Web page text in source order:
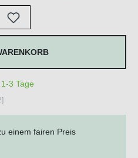
Wert ein oder
3 Tage
einem fairen Preis